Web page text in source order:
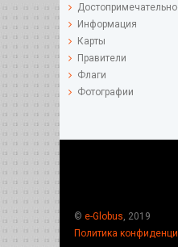
Информация
Карты
Правители
Флаги
Фотографии
© e-Globus , 2019
Политика